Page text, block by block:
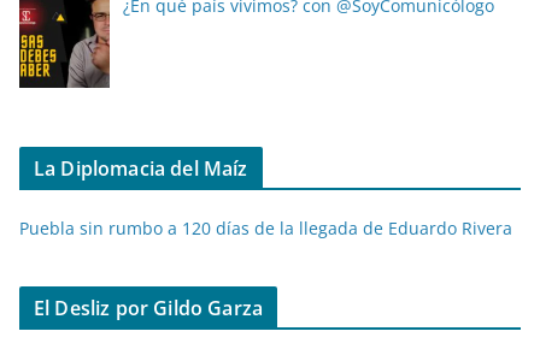
¿En qué país vivimos? con @SoyComunicólogo
La Diplomacia del Maíz
Puebla sin rumbo a 120 días de la llegada de Eduardo Rivera
El Desliz por Gildo Garza